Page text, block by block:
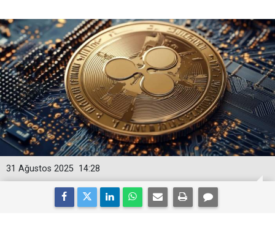
14:28
31 Ağustos 2025